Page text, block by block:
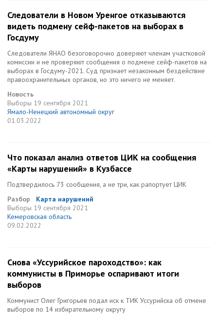
Следователи в Новом Уренгое отказываются
видеть подмену сейф-пакетов на выборах в
Госдуму
Следователи ЯНАО безоговорочно доверяют членам участковой
комиссии и не проверяют сообщения о подмене сейф-пакетов на
выборах в Госдуму-2021. Суд признает незаконным бездействие
правоохранительных органов, но это ничего не меняет.
Новость
Выборы 19 сентября 2021
Ямало-Ненецкий автономный округ
01.03.2022
Что показал анализ ответов ЦИК на сообщения
«Карты нарушений» в Кузбассе
Подтвердилось 73 сообщения, а не три, как рапортует ЦИК
Разбор
Карта нарушений
Выборы 19 сентября 2021
Кемеровская область
09.02.2022
Снова «Уссурийское пароходство»: как
коммунисты в Приморье оспаривают итоги
выборов
Коммунист Олег Григорьев подал иск к ТИК Уссурийска об отмене
выборов по 14 избирательному округу